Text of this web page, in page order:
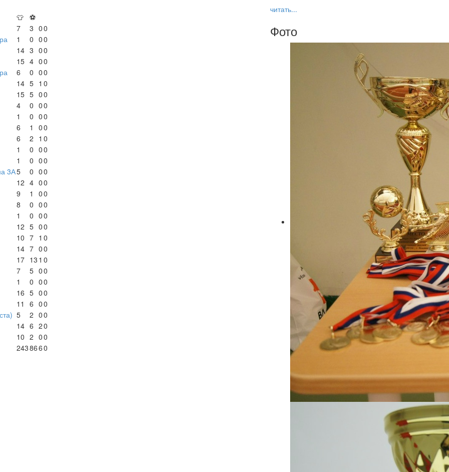
👕 ⚽
7 3 00
1 0 00
14 3 00
15 4 00
6 0 00
14 5 1 0
15 5 00
4 0 00
1 0 00
6 1 00
6 2 1 0
1 0 00
1 0 00
3А5 0 00
12 4 00
9 1 00
8 0 00
1 0 00
12 5 00
10 7 1 0
14 7 00
17 13 1 0
7 5 00
1 0 00
16 5 00
11 6 00
5 2 00
14 6 20
10 2 00
2438660
читать...
Фото